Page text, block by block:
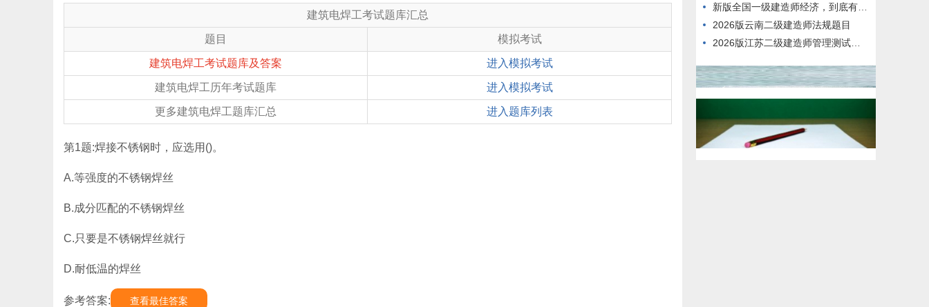
建筑电焊工考试题库汇总
题目 模拟考试
建筑电焊工考试题库及答案 进入模拟考试
建筑电焊工历年考试题库 进入模拟考试
更多建筑电焊工题库汇总 进入题库列表
第1题:焊接不锈钢时，应选用()。
A.等强度的不锈钢焊丝
B.成分匹配的不锈钢焊丝
C.只要是不锈钢焊丝就行
D.耐低温的焊丝
参考答案: 查看最佳答案
新版全国一级建造师经济，到底有多难考过？
2026版云南二级建造师法规题目
2026版江苏二级建造师管理测试真题库